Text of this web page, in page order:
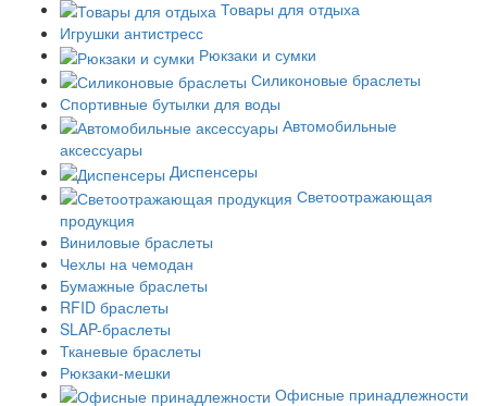
Товары для отдыха
Игрушки антистресс
Рюкзаки и сумки
Силиконовые браслеты
Спортивные бутылки для воды
Автомобильные
аксессуары
Диспенсеры
Светоотражающая
продукция
Виниловые браслеты
Чехлы на чемодан
Бумажные браслеты
RFID браслеты
SLAP-браслеты
Тканевые браслеты
Рюкзаки-мешки
Офисные принадлежности